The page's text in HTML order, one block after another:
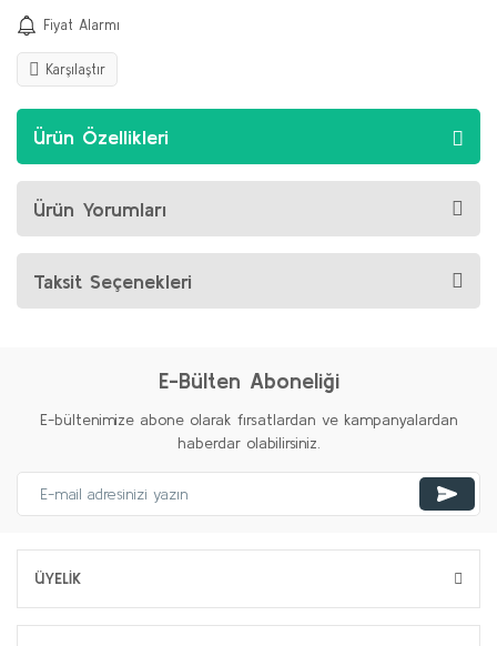
Fiyat Alarmı
Karşılaştır
Ürün Özellikleri
Ürün Yorumları
Taksit Seçenekleri
E-Bülten Aboneliği
E-bültenimize abone olarak fırsatlardan ve kampanyalardan
haberdar olabilirsiniz.
ÜYELİK